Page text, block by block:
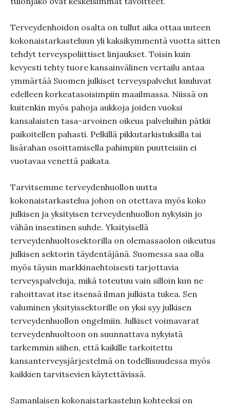
Terveydenhoidon osalta on tullut aika ottaa uuteen
kokonaistarkasteluun yli kaksikymmentä vuotta sitten
tehdyt terveyspoliittiset linjaukset. Toisin kuin
kevyesti tehty tuore kansainvälinen vertailu antaa
ymmärtää Suomen julkiset terveyspalvelut kuuluvat
edelleen korkeatasoisimpiin maailmassa. Niissä on
kuitenkin myös pahoja aukkoja joiden vuoksi
kansalaisten tasa-arvoinen oikeus palveluihin pätkii
paikoitellen pahasti. Pelkillä pikkutarkistuksilla tai
lisärahan osoittamisella pahimpiin puutteisiin ei
vuotavaa venettä paikata.
Tarvitsemme terveydenhuollon uutta
kokonaistarkastelua johon on otettava myös koko
julkisen ja yksityisen terveydenhuollon nykyisin jo
vähän insestinen suhde. Yksityisellä
terveydenhuoltosektorilla on olemassaolon oikeutus
julkisen sektorin täydentäjänä. Suomessa saa olla
myös täysin markkinaehtoisesti tarjottavia
terveyspalveluja, mikä toteutuu vain silloin kun ne
rahoittavat itse itsensä ilman julkista tukea. Sen
valuminen yksityissektorille on yksi syy julkisen
terveydenhuollon ongelmiin. Julkiset voimavarat
terveydenhuoltoon on suunnattava nykyistä
tarkemmin siihen, että kaikille tarkoitettu
kansanterveysjärjestelmä on todellisuudessa myös
kaikkien tarvitsevien käytettävissä.
Samanlaisen kokonaistarkastelun kohteeksi on